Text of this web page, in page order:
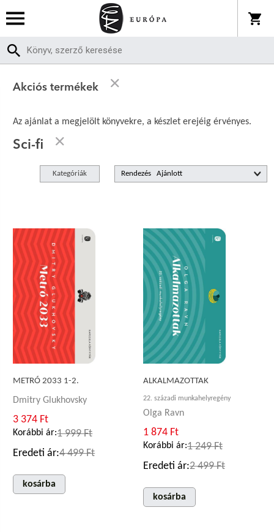
Akciós termékek
Az ajánlat a megjelölt könyvekre, a készlet erejéig érvényes.
Sci-fi
Kategóriák Rendezés
METRÓ 2033 1-2.
Dmitry Glukhovsky
3 374 Ft
Korábbi ár:1 999 Ft
Eredeti ár:4 499 Ft
kosárba
ALKALMAZOTTAK
22. századi munkahelyregény
Olga Ravn
1 874 Ft
Korábbi ár:1 249 Ft
Eredeti ár:2 499 Ft
kosárba